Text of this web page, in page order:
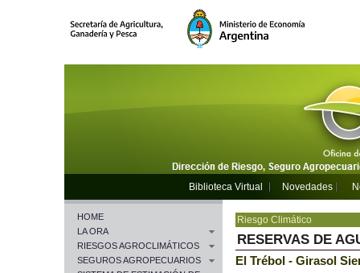
Biblioteca Virtual Novedades
HOME
LA ORA
RIESGOS AGROCLIMÁTICOS
SEGUROS AGROPECUARIOS
Riesgo Climático
RESERVAS DE
El Trébol - Girasol